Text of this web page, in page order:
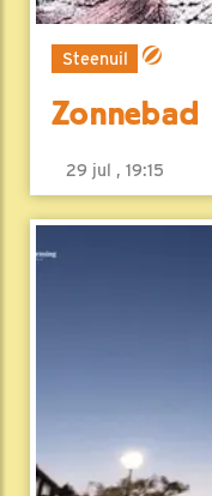
Steenuil
Zonnebad
29 jul , 19:15